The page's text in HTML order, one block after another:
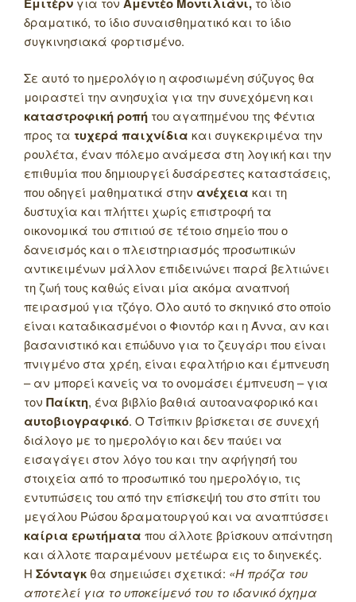
δραματικό, το ίδιο συναισθηματικό και το ίδιο
συγκινησιακά φορτισμένο.
Σε αυτό το ημερολόγιο η αφοσιωμένη σύζυγος θα
μοιραστεί την ανησυχία για την συνεχόμενη και
καταστροφική ροπή του αγαπημένου της Φέντια
προς τα τυχερά παιχνίδια και συγκεκριμένα την
ρουλέτα, έναν πόλεμο ανάμεσα στη λογική και την
επιθυμία που δημιουργεί δυσάρεστες καταστάσεις,
που οδηγεί μαθηματικά στην ανέχεια και τη
δυστυχία και πλήττει χωρίς επιστροφή τα
οικονομικά του σπιτιού σε τέτοιο σημείο που ο
δανεισμός και ο πλειστηριασμός προσωπικών
αντικειμένων μάλλον επιδεινώνει παρά βελτιώνει
τη ζωή τους καθώς είναι μία ακόμα αναπνοή
πειρασμού για τζόγο. Όλο αυτό το σκηνικό στο οποίο
είναι καταδικασμένοι ο Φιοντόρ και η Άννα, αν και
βασανιστικό και επώδυνο για το ζευγάρι που είναι
πνιγμένο στα χρέη, είναι εφαλτήριο και έμπνευση
– αν μπορεί κανείς να το ονομάσει έμπνευση – για
τον Παίκτη, ένα βιβλίο βαθιά αυτοαναφορικό και
αυτοβιογραφικό. Ο Τσίπκιν βρίσκεται σε συνεχή
διάλογο με το ημερολόγιο και δεν παύει να
εισαγάγει στον λόγο του και την αφήγησή του
στοιχεία από το προσωπικό του ημερολόγιο, τις
εντυπώσεις του από την επίσκεψή του στο σπίτι του
μεγάλου Ρώσου δραματουργού και να αναπτύσσει
καίρια ερωτήματα που άλλοτε βρίσκουν απάντηση
και άλλοτε παραμένουν μετέωρα εις το διηνεκές.
Η Σόνταγκ θα σημειώσει σχετικά: «Η πρόζα του
αποτελεί για το υποκείμενό του το ιδανικό όχημα